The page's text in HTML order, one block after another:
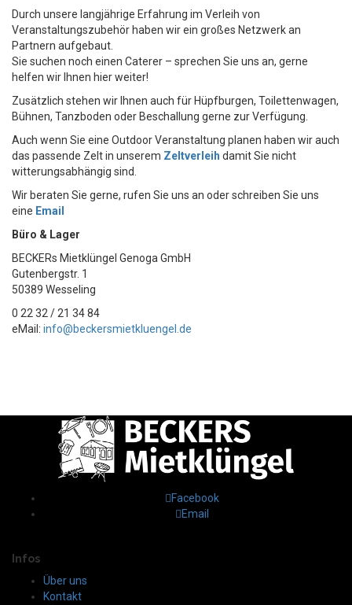
Durch unsere langjährige Erfahrung im Verleih von
Veranstaltungszubehör haben wir ein großes Netzwerk an
Partnern aufgebaut.
Sie suchen noch einen Caterer – sprechen Sie uns an, gerne
helfen wir Ihnen hier weiter!
Zusätzlich stehen wir Ihnen auch für Hüpfburgen, Toilettenwagen,
Bühnen, Tanzboden oder Beschallung gerne zur Verfügung.
Auch wenn Sie eine Outdoor Veranstaltung planen haben wir auch
das passende Zelt in unserem Zeltverleih damit Sie nicht
witterungsabhängig sind.
Wir beraten Sie gerne, rufen Sie uns an oder schreiben Sie uns
eine Email
Büro & Lager
BECKERs Mietklüngel Genoga GmbH
Gutenbergstr. 1
50389 Wesseling
0 22 32 / 21 34 84
eMail: info@beckersmietkluengel.de
Facebook
Email
Infos
Über uns
Kontakt